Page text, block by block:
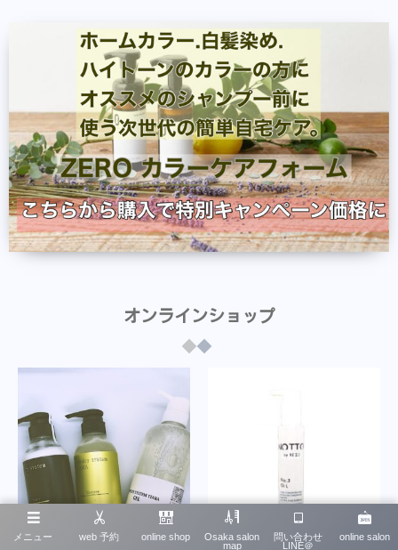
オンラインショップ
メニュー web 予約 online shop
Osaka salon
map
問い合わせ
LINE＠
online salon